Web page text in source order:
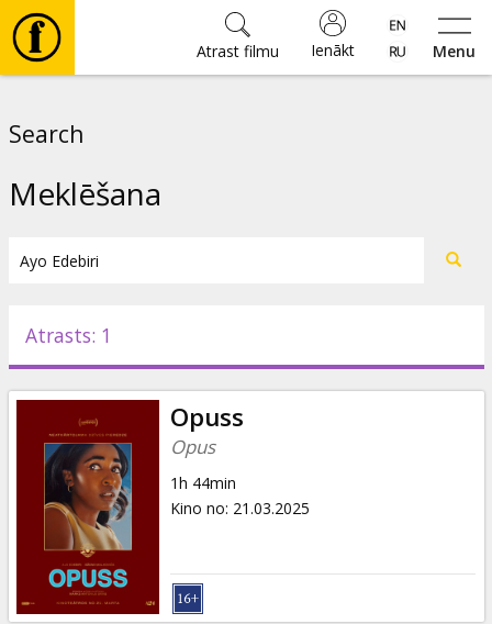
Menu
Ienākt
Atrast filmu
Pasākumi
Ziņas
Dāvanu
kartes
Uzkodas
Search
Meklēšana
Atrasts: 1
Opuss
Opus
1h 44min
Kino no: 21.03.2025